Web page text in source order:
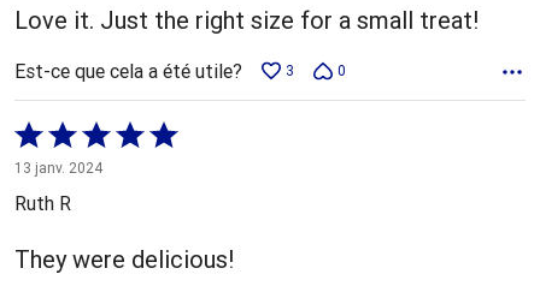
Love it. Just the right size for a small treat!
Est-ce que cela a été utile? 3 0
Coté
5 sur
5
13 janv. 2024
Ruth R
They were delicious!